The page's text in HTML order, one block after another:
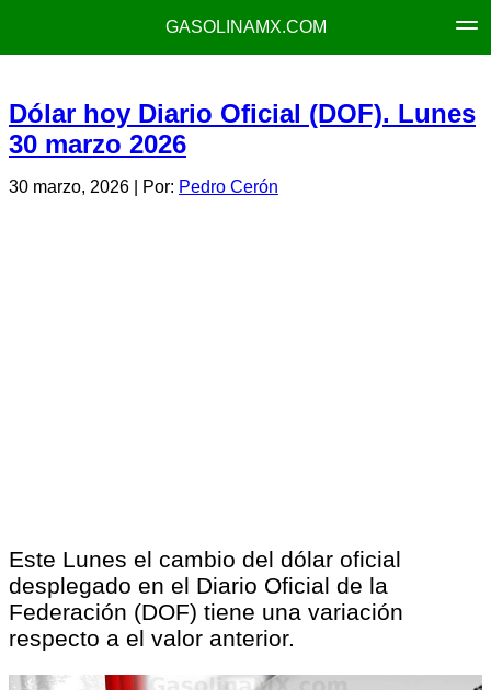
GASOLINAMX.COM
Dólar hoy Diario Oficial (DOF). Lunes
30 marzo 2026
30 marzo, 2026 | Por: Pedro Cerón
Este Lunes el cambio del dólar oficial
desplegado en el Diario Oficial de la
Federación (DOF) tiene una variación
respecto a el valor anterior.